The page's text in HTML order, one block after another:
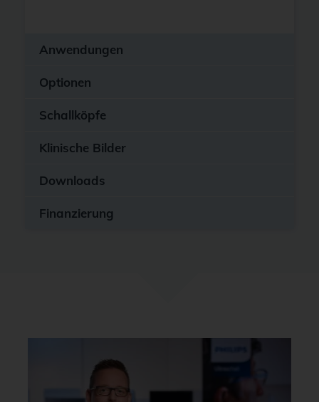
Anwendungen
Optionen
Schallköpfe
Klinische Bilder
Downloads
Finanzierung